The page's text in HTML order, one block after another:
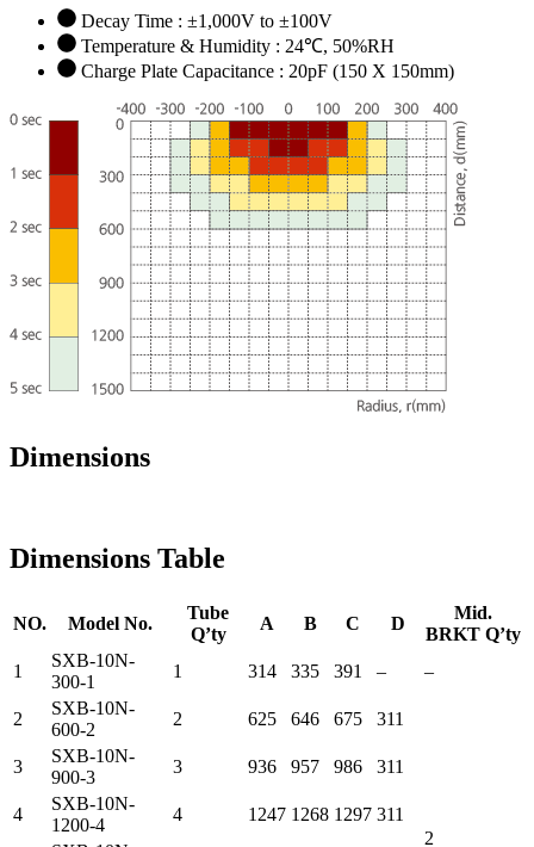
Decay Time : ±1,000V to ±100V
Temperature & Humidity : 24℃, 50%RH
Charge Plate Capacitance : 20pF (150 X 150mm)
Dimensions
Dimensions Table
NO. Model No.
Tube
Q’ty
A B C D
Mid.
BRKT Q’ty
1
SXB-10N-
300-1
1 314 335 391 – –
2
SXB-10N-
600-2
2 625 646 675 311
2
3
SXB-10N-
900-3
3 936 957 986 311
4
SXB-10N-
1200-4
4 1247 1268 1297 311